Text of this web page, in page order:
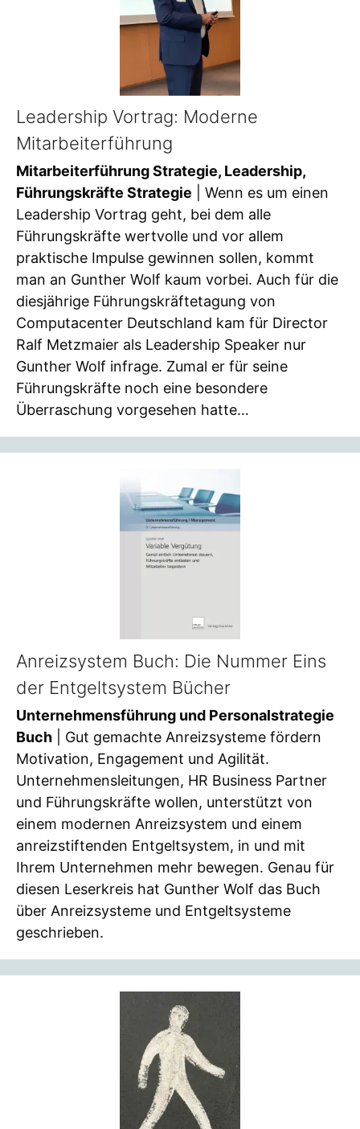
Leadership Vortrag: Moderne
Mitarbeiterführung
Mitarbeiterführung Strategie, Leadership,
Führungskräfte Strategie | Wenn es um einen
Leadership Vortrag geht, bei dem alle
Führungskräfte wertvolle und vor allem
praktische Impulse gewinnen sollen, kommt
man an Gunther Wolf kaum vorbei. Auch für die
diesjährige Führungskräftetagung von
Computacenter Deutschland kam für Director
Ralf Metzmaier als Leadership Speaker nur
Gunther Wolf infrage. Zumal er für seine
Führungskräfte noch eine besondere
Überraschung vorgesehen hatte…
Anreizsystem Buch: Die Nummer Eins
der Entgeltsystem Bücher
Unternehmensführung und Personalstrategie
Buch | Gut gemachte Anreizsysteme fördern
Motivation, Engagement und Agilität.
Unternehmensleitungen, HR Business Partner
und Führungskräfte wollen, unterstützt von
einem modernen Anreizsystem und einem
anreizstiftenden Entgeltsystem, in und mit
Ihrem Unternehmen mehr bewegen. Genau für
diesen Leserkreis hat Gunther Wolf das Buch
über Anreizsysteme und Entgeltsysteme
geschrieben.